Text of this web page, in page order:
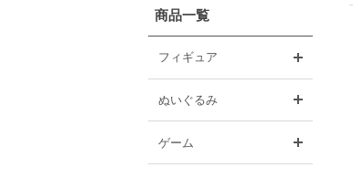
商品一覧
フィギュア
ぬいぐるみ
ゲーム